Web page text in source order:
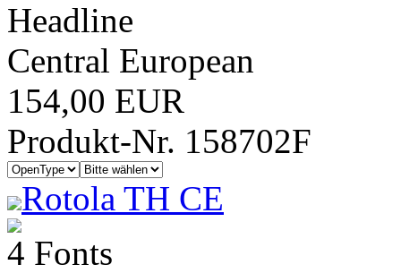
Headline
Central European
154,00 EUR
Produkt-Nr. 158702F
Rotola TH CE
4 Fonts